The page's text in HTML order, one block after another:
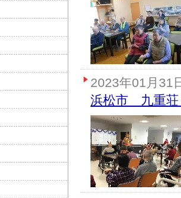
2023年01月31
浜松市 九重荘